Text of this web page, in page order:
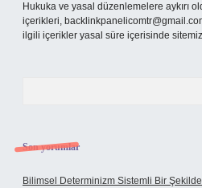
Hukuka ve yasal düzenlemelere aykırı
içerikleri,
ilgili içerikler yasal süre içerisinde
Son yorumlar
Bilimsel Determinizm Sistemli Bir